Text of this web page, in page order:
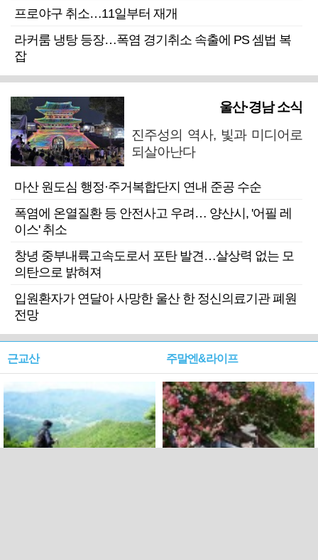
프로야구 취소…11일부터 재개
라커룸 냉탕 등장…폭염 경기취소 속출에 PS 셈법 복
잡
울산·경남 소식
진주성의 역사, 빛과 미디어로
되살아난다
마산 원도심 행정·주거복합단지 연내 준공 수순
폭염에 온열질환 등 안전사고 우려… 양산시, '어필 레
이스' 취소
창녕 중부내륙고속도로서 포탄 발견…살상력 없는 모
의탄으로 밝혀져
입원환자가 연달아 사망한 울산 한 정신의료기관 폐원
전망
근교산 주말엔&라이프